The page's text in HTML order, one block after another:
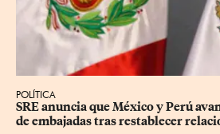
POLÍTICA
SRE anuncia que México y Perú
de embajadas tras restablecer